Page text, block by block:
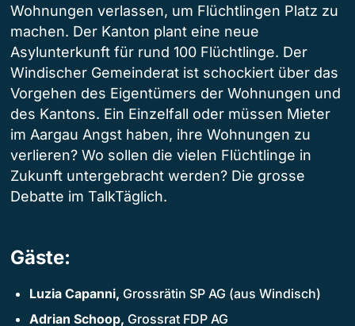
Wohnungen verlassen, um Flüchtlingen Platz zu
machen. Der Kanton plant eine neue
Asylunterkunft für rund 100 Flüchtlinge. Der
Windischer Gemeinderat ist schockiert über das
Vorgehen des Eigentümers der Wohnungen und
des Kantons. Ein Einzelfall oder müssen Mieter
im Aargau Angst haben, ihre Wohnungen zu
verlieren? Wo sollen die vielen Flüchtlinge in
Zukunft untergebracht werden? Die grosse
Debatte im TalkTäglich.
Gäste:
Luzia Capanni, Grossrätin SP AG (aus Windisch)
Adrian Schoop, Grossrat FDP AG